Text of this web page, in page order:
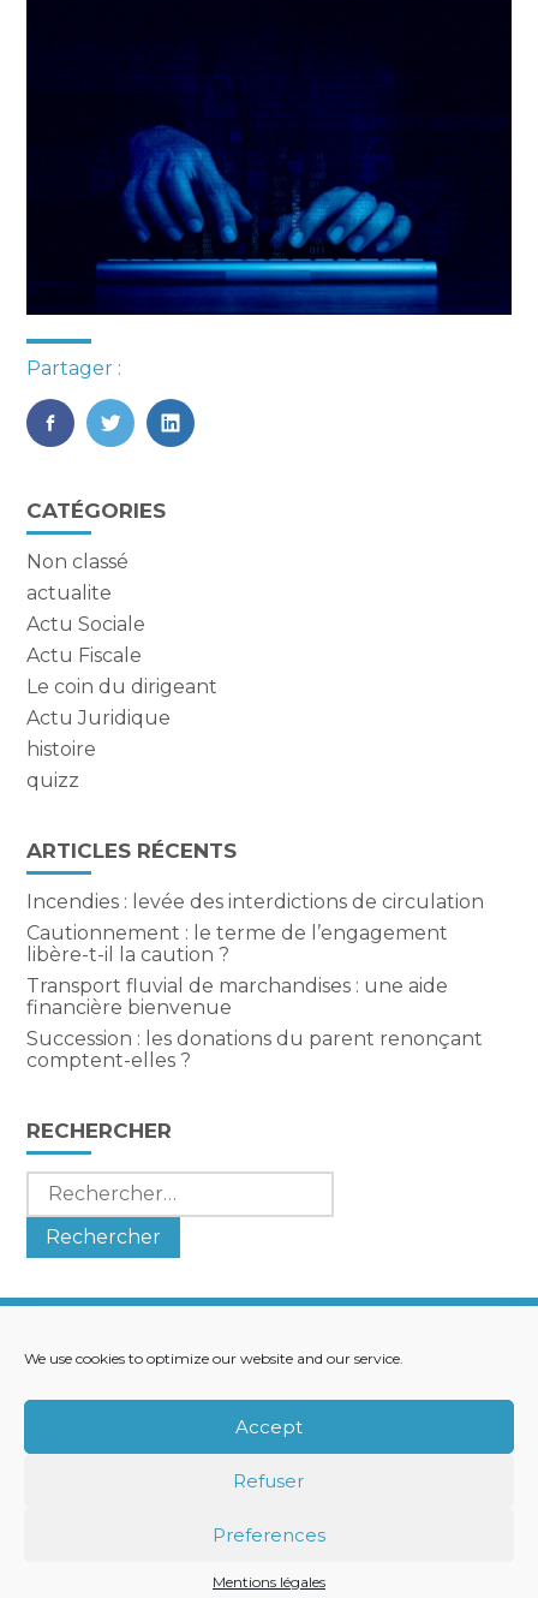
We use cookies to optimize our website and our service.
Accept
Refuser
Preferences
Mentions légales
Partager :
FaceBook
TwitterLinkedIn
Blog
sidebar
CATÉGORIES
Non classé
actualite
Actu Sociale
Actu Fiscale
Le coin du dirigeant
Actu Juridique
histoire
quizz
ARTICLES RÉCENTS
Incendies : levée des interdictions de circulation
Cautionnement : le terme de l’engagement
libère-t-il la caution ?
Transport fluvial de marchandises : une aide
financière bienvenue
Succession : les donations du parent renonçant
comptent-elles ?
RECHERCHER
Rechercher :
Principale
NOS SOLUTIONS
RECRUTEMENT
CONTACT
MENTIONS LÉGALES
CONCEPTION ET RÉALISATION CLASSE 7